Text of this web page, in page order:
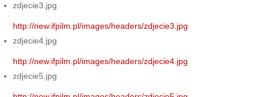
zdjecie3.jpg
http://new.ifpilm.pl/images/headers/zdjecie3.jpg
zdjecie4.jpg
http://new.ifpilm.pl/images/headers/zdjecie4.jpg
zdjecie5.jpg